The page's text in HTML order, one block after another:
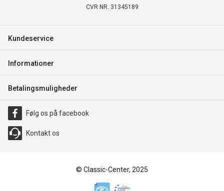
CVR NR. 31345189
Kundeservice
Informationer
Betalingsmuligheder
Følg os på facebook
Kontakt os
© Classic-Center, 2025